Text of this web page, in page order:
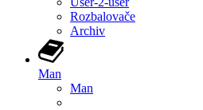
Rozbalovače
Archiv
Man
Man